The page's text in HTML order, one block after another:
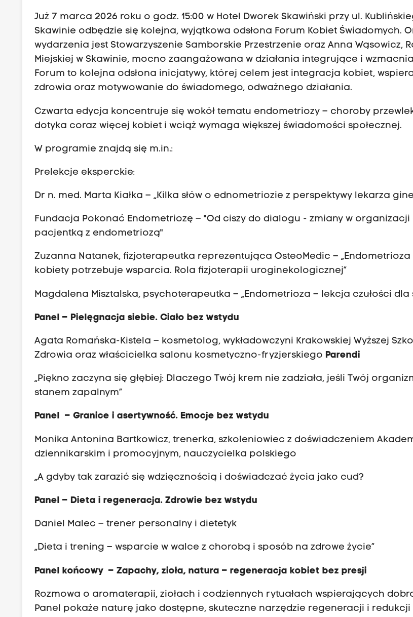
Już 7 marca 2026 roku o godz. 15:00 w Hotel Dworek Skawiński przy ul.
Skawinie odbędzie się kolejna, wyjątkowa odsłona Forum Kobiet Świadomych.
wydarzenia jest Stowarzyszenie Samborskie Przestrzenie oraz Anna Wąsowicz,
Miejskiej w Skawinie, mocno zaangażowana w działania integrujące i
Forum to kolejna odsłona inicjatywy, której celem jest integracja kobiet,
zdrowia oraz motywowanie do świadomego, odważnego działania.
Czwarta edycja koncentruje się wokół tematu endometriozy – choroby
dotyka coraz więcej kobiet i wciąż wymaga większej świadomości społecznej.
W programie znajdą się m.in.:
Prelekcje eksperckie:
Dr n. med. Marta Kiałka – „Kilka słów o ednometriozie z perspektywy lekarza
Fundacja Pokonać Endometriozę – "Od ciszy do dialogu - zmiany w
pacjentką z endometriozą"
Zuzanna Natanek, fizjoterapeutka reprezentująca OsteoMedic – „Endometrioza
kobiety potrzebuje wsparcia. Rola fizjoterapii uroginekologicznej”
Magdalena Misztalska, psychoterapeutka – „Endometrioza – lekcja czułości dla
Panel – Pielęgnacja siebie. Ciało bez wstydu
Agata Romańska-Kistela – kosmetolog, wykładowczyni Krakowskiej Wyższej
Zdrowia oraz właścicielka salonu kosmetyczno-fryzjerskiego Parendi
„Piękno zaczyna się głębiej: Dlaczego Twój krem nie zadziała, jeśli Twój
stanem zapalnym”
Panel – Granice i asertywność. Emocje bez wstydu
Monika Antonina Bartkowicz, trenerka, szkoleniowiec z doświadczeniem
dziennikarskim i promocyjnym, nauczycielka polskiego
„A gdyby tak zarazić się wdzięcznością i doświadczać życia jako cud?
Panel – Dieta i regeneracja. Zdrowie bez wstydu
Daniel Malec – trener personalny i dietetyk
„Dieta i trening – wsparcie w walce z chorobą i sposób na zdrowe życie”
Panel końcowy – Zapachy, zioła, natura – regeneracja kobiet bez presji
Rozmowa o aromaterapii, ziołach i codziennych rytuałach wspierających
Panel pokaże naturę jako dostępne, skuteczne narzędzie regeneracji i redukcji